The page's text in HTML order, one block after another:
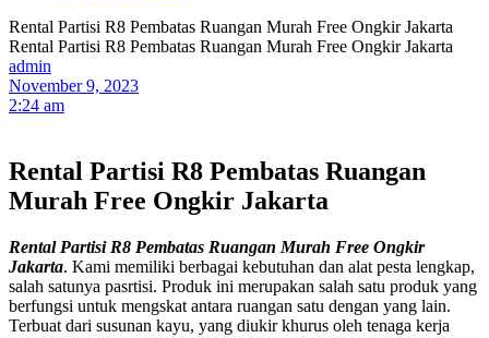
Rental Partisi R8 Pembatas Ruangan Murah Free Ongkir Jakarta
Rental Partisi R8 Pembatas Ruangan Murah Free Ongkir Jakarta
admin
November 9, 2023
2:24 am
Rental Partisi R8 Pembatas Ruangan
Murah Free Ongkir Jakarta
Rental Partisi R8 Pembatas Ruangan Murah Free Ongkir
Jakarta. Kami memiliki berbagai kebutuhan dan alat pesta lengkap,
salah satunya pasrtisi. Produk ini merupakan salah satu produk yang
berfungsi untuk mengskat antara ruangan satu dengan yang lain.
Terbuat dari susunan kayu, yang diukir khurus oleh tenaga kerja